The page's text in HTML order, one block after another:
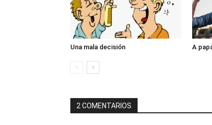
Una mala decisión A
2 COMENTARIOS